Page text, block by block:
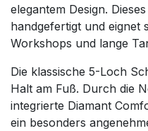
elegantem Design.
handgefertigt und eignet
Workshops und lange
Die klassische 5-Loch
Halt am Fuß. Durch die
integrierte Diamant
ein besonders